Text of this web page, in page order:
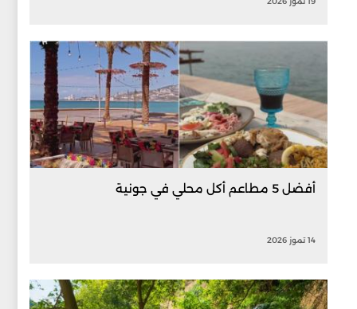
أفضل 5 مطاعم أكل محلي في جونية